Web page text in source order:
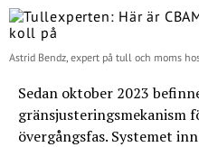
Astrid Bendz, expert på tull och moms
Sedan oktober 2023
gränsjusteringsmekanism
övergångsfas. Systemet